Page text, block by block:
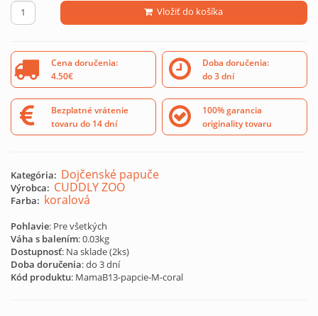
Vložiť do košíka
Cena doručenia:
4.50€
Doba doručenia:
do 3 dní
Bezplatné vrátenie
tovaru do 14 dní
100% garancia
originality tovaru
Kategória: Dojčenské papuče
Výrobca: CUDDLY ZOO
Farba: koralová
Pohlavie: Pre všetkých
Váha s balením: 0.03kg
Dostupnosť: Na sklade (2ks)
Doba doručenia: do 3 dní
Kód produktu: MamaB13-papcie-M-coral